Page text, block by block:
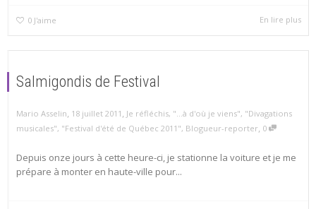
0 J'aime En lire plus
Salmigondis de Festival
Mario Asselin, 18 juillet 2011 , Je réfléchis, "...à d'où je viens", "Divagations
musicales", "Festival d'été de Québec 2011", Blogueur-reporter, 0
Depuis onze jours à cette heure-ci, je stationne la voiture et je me
prépare à monter en haute-ville pour...